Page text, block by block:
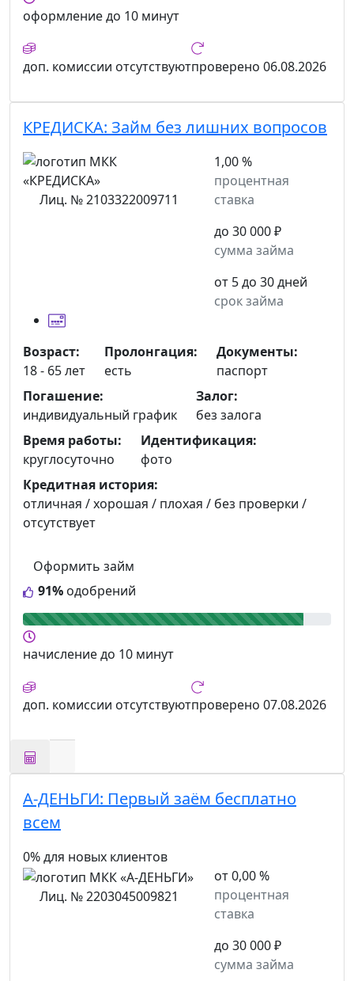
оформлениедо 10 минут
доп. комиссии отсутствуютпроверено 06.08.2026
КРЕДИСКА: Займ без лишних вопросов
Лиц. № 2103322009711
1,00 %
процентная
ставка
до 30 000 ₽
сумма займа
от 5 до 30 дней
срок займа
91% одобрений
Оформить займ
Возраст:
18 - 65 лет
Пролонгация:
есть
Документы:
паспорт
Погашение:
индивидуальный график
Залог:
без залога
Время работы:
круглосуточно
Идентификация:
фото
Кредитная история:
отличная / хорошая / плохая / без проверки /
отсутствует
начислениедо 10 минут
доп. комиссии отсутствуютпроверено 07.08.2026
А-ДЕНЬГИ: Первый заём бесплатно
всем
0% для новых клиентов
Лиц. № 2203045009821
от 0,00 %
процентная
ставка
до 30 000 ₽
сумма займа